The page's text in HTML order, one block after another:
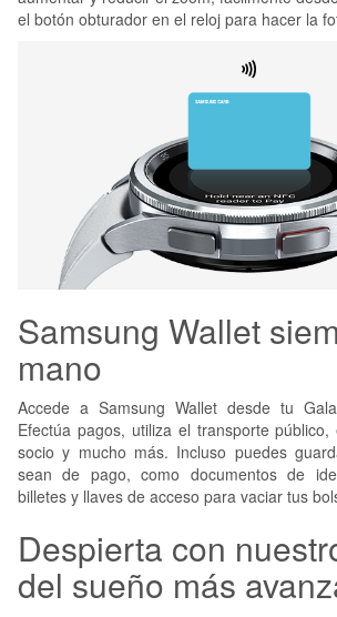
el botón obturador en el reloj para hacer la
Samsung Wallet
mano
Accede a Samsung Wallet desde tu
Efectúa pagos, utiliza el transporte
socio y mucho más. Incluso puedes
sean de pago, como documentos de
billetes y llaves de acceso para vaciar tus
Despierta con
del sueño más